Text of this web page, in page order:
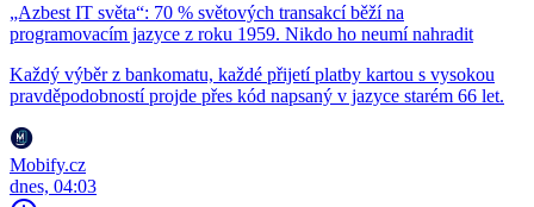
„Azbest IT světa“: 70 % světových transakcí běží na
programovacím jazyce z roku 1959. Nikdo ho neumí nahradit
Každý výběr z bankomatu, každé přijetí platby kartou s vysokou
pravděpodobností projde přes kód napsaný v jazyce starém 66 let.
Mobify.cz
dnes, 04:03